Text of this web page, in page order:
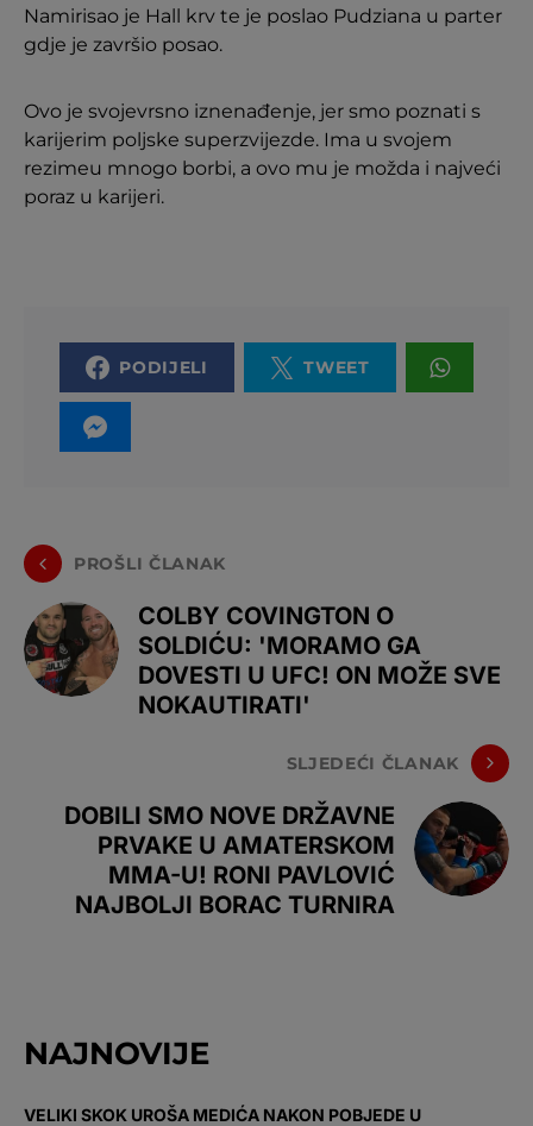
Namirisao je Hall krv te je poslao Pudziana u parter
gdje je završio posao.
Ovo je svojevrsno iznenađenje, jer smo poznati s
karijerim poljske superzvijezde. Ima u svojem
rezimeu mnogo borbi, a ovo mu je možda i najveći
poraz u karijeri.
PODIJELI TWEET
PROŠLI ČLANAK
COLBY COVINGTON O
SOLDIĆU: 'MORAMO GA
DOVESTI U UFC! ON MOŽE SVE
NOKAUTIRATI'
SLJEDEĆI ČLANAK
DOBILI SMO NOVE DRŽAVNE
PRVAKE U AMATERSKOM
MMA-U! RONI PAVLOVIĆ
NAJBOLJI BORAC TURNIRA
NAJNOVIJE
VELIKI SKOK UROŠA MEDIĆA NAKON POBJEDE U